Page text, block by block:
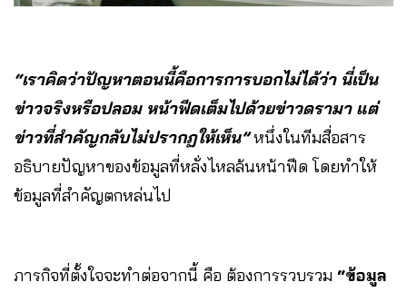
“เราคิดว่าปัญหาตอนนี้คือการการบอกไม่ได้ว่า นี่เป็น
ข่าวจริงหรือปลอม หน้าฟีดเต็มไปด้วยข่าวดรามา แต่
ข่าวที่สำคัญกลับไม่ปรากฏให้เห็น”หนึ่งในทีมสื่อสาร
อธิบายปัญหาของข้อมูลที่หลั่งไหลล้นหน้าฟีด โดยทำให้
ข้อมูลที่สำคัญตกหล่นไป
ภารกิจที่ตั้งใจจะทำต่อจากนี้ คือ ต้องการรวบรวม “ข้อมูล